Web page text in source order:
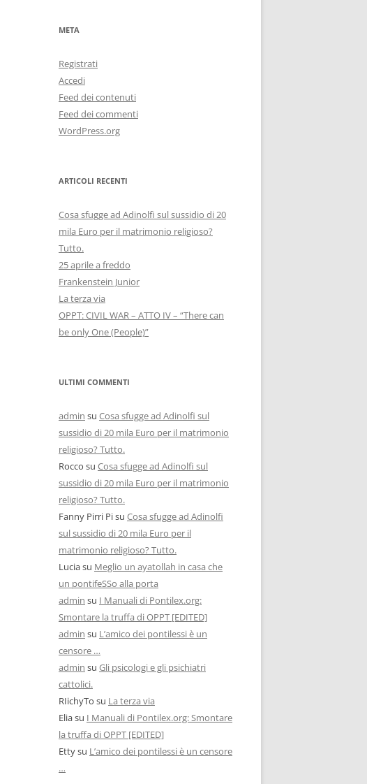
META
Registrati
Accedi
Feed dei contenuti
Feed dei commenti
WordPress.org
ARTICOLI RECENTI
Cosa sfugge ad Adinolfi sul sussidio di 20
mila Euro per il matrimonio religioso?
Tutto.
25 aprile a freddo
Frankenstein Junior
La terza via
OPPT: CIVIL WAR – ATTO IV – “There can
be only One (People)”
ULTIMI COMMENTI
admin su Cosa sfugge ad Adinolfi sul
sussidio di 20 mila Euro per il matrimonio
religioso? Tutto.
Rocco su Cosa sfugge ad Adinolfi sul
sussidio di 20 mila Euro per il matrimonio
religioso? Tutto.
Fanny Pirri Pisu Cosa sfugge ad Adinolfi
sul sussidio di 20 mila Euro per il
matrimonio religioso? Tutto.
Luciasu Meglio un ayatollah in casa che
un pontifeSSo alla porta
admin su I Manuali di Pontilex.org:
Smontare la truffa di OPPT [EDITED]
admin su L’amico dei pontilessi è un
censore …
admin su Gli psicologi e gli psichiatri
cattolici.
RIichyTo su La terza via
Eliasu I Manuali di Pontilex.org: Smontare
la truffa di OPPT [EDITED]
Ettysu L’amico dei pontilessi è un censore
…